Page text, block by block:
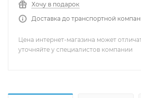
Хочу в подарок
Доставка до транспортной
Цена интернет-магазина может
уточняйте у специалистов компании